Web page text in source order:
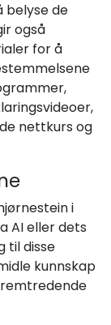
belyse de
også
for å
nettkurs og
i
AI eller dets
til disse
kunnskap